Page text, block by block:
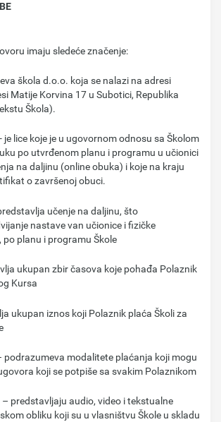
imaju sledeće značenje:
škola d.o.o. kojа se nalazi na adresi
Matije Korvina 17 u Subotici, Republika
Škola).
- je lice koje je u ugovornom odnosu sa Školom
po utvrđenom planu i programu u učionici
na daljinu (online obuka) i koje na kraju
o završenoj obuci.
učenje na daljinu, što
nastave van učionice i fizičke
planu i programu Škole
ukupan zbir časova koje pohađa Polaznik
Kursa
ukupan iznos koji Polaznik plaća Školi za
podrazumeva modalitete plaćanja koji mogu
koji se potpiše sa svakim Polaznikom
– predstavljaju audio, video i tekstualne
obliku koji su u vlasništvu Škole u skladu